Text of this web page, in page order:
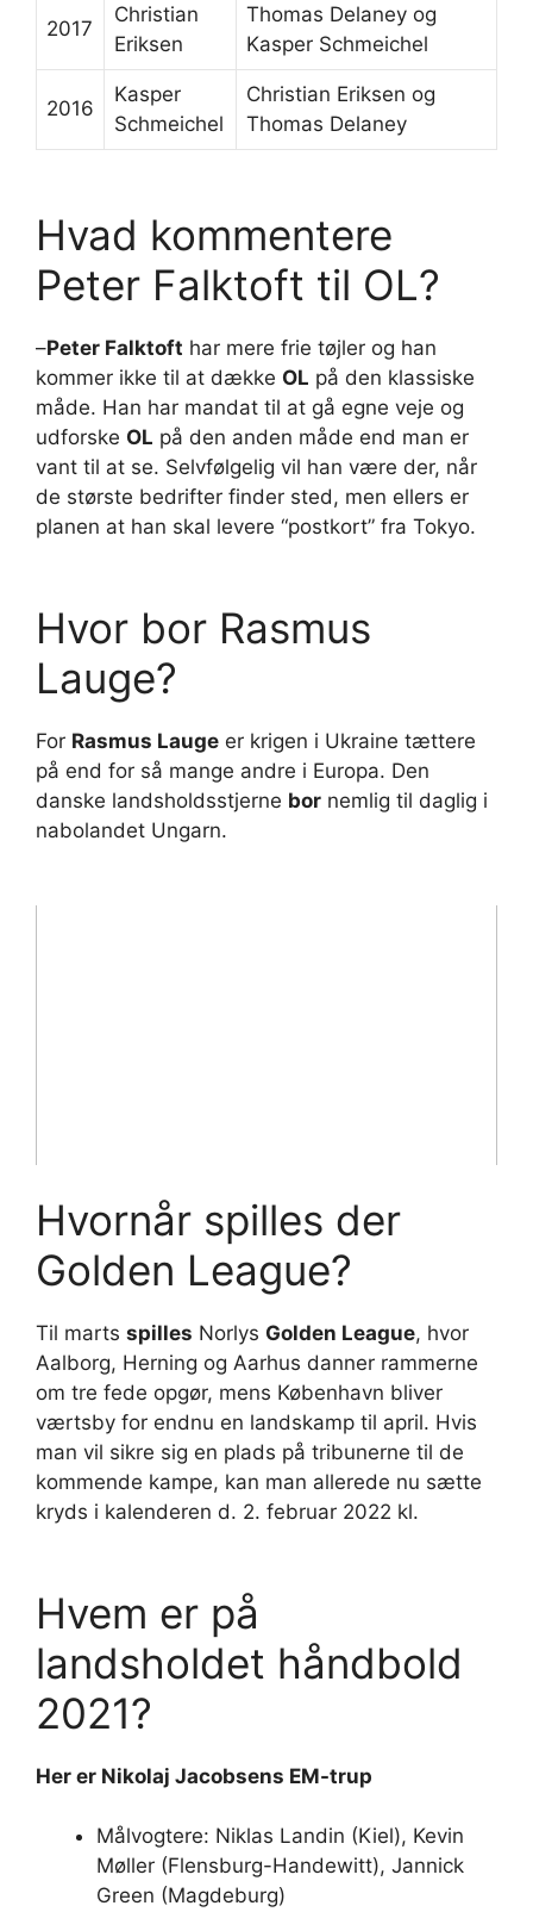
2017
Christian
Eriksen
Thomas Delaney og
Kasper Schmeichel
2016
Kasper
Schmeichel
Christian Eriksen og
Thomas Delaney
Hvad kommentere
Peter Falktoft til OL?
–Peter Falktoft har mere frie tøjler og han
kommer ikke til at dække OL på den klassiske
måde. Han har mandat til at gå egne veje og
udforske OL på den anden måde end man er
vant til at se. Selvfølgelig vil han være der, når
de største bedrifter finder sted, men ellers er
planen at han skal levere “postkort” fra Tokyo.
Hvor bor Rasmus
Lauge?
For Rasmus Lauge er krigen i Ukraine tættere
på end for så mange andre i Europa. Den
danske landsholdsstjerne bor nemlig til daglig i
nabolandet Ungarn.
Hvornår spilles der
Golden League?
Til marts spilles Norlys Golden League, hvor
Aalborg, Herning og Aarhus danner rammerne
om tre fede opgør, mens København bliver
værtsby for endnu en landskamp til april. Hvis
man vil sikre sig en plads på tribunerne til de
kommende kampe, kan man allerede nu sætte
kryds i kalenderen d. 2. februar 2022 kl.
Hvem er på
landsholdet håndbold
2021?
Her er Nikolaj Jacobsens EM-trup
Målvogtere: Niklas Landin (Kiel), Kevin
Møller (Flensburg-Handewitt), Jannick
Green (Magdeburg)